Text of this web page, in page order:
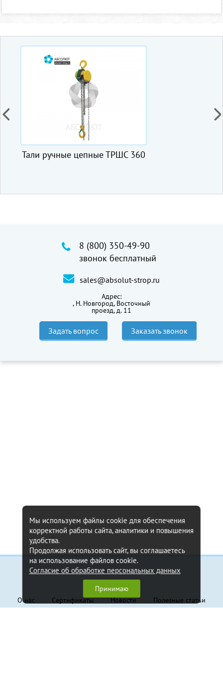
цепные ТРШС 360
8 (800) 350-49-90
звонок бесплатный
sales@absolut-strop.ru
Адрес:
, Н. Новгород, Восточный
проезд, д. 11
Задать вопрос Заказать звонок
Информация
О нас Сертификаты Новости
Полезные статьи
Мы используем файлы cookie для обеспечения
корректной работы сайта, аналитики и повышения
удобства.
Продолжая использовать сайт, вы соглашаетесь
на использование файлов cookie.
Согласие об обработке персональных данных
Принимаю